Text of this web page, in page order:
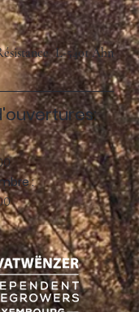
L-5401 Ahn
: